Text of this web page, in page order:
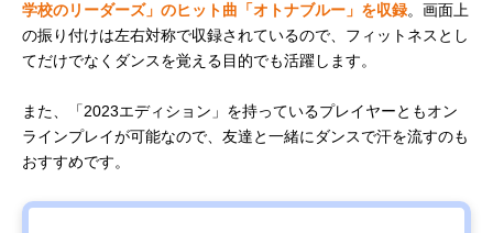
学校のリーダーズ」のヒット曲「オトナブルー」を収録。画面上
の振り付けは左右対称で収録されているので、フィットネスとし
てだけでなくダンスを覚える目的でも活躍します。
また、「2023エディション」を持っているプレイヤーともオン
ラインプレイが可能なので、友達と一緒にダンスで汗を流すのも
おすすめです。